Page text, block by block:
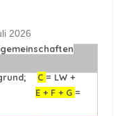
2026
C = LW +
E + F + G =